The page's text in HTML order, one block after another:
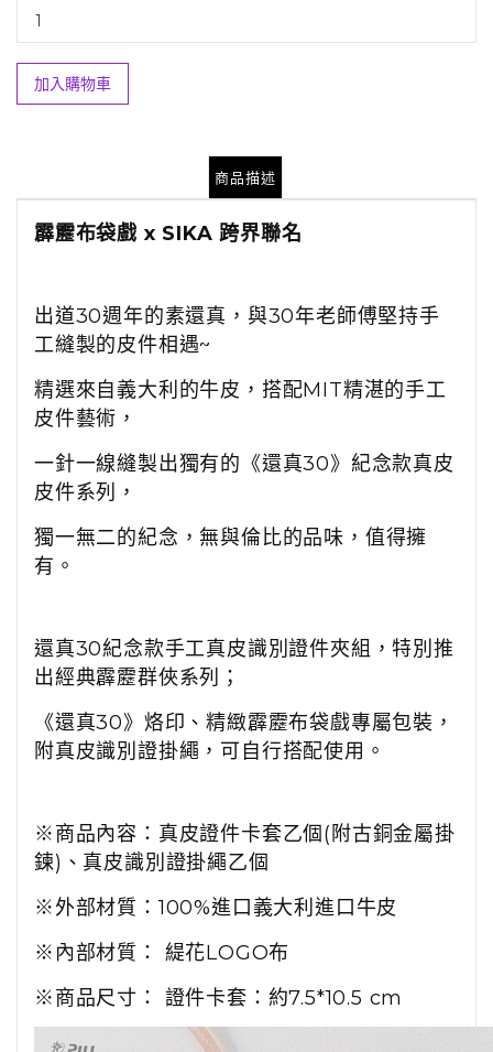
加入購物車
商品描述
霹靂布袋戲 x SIKA 跨界聯名
出道30週年的素還真，與30年老師傅堅持手
工縫製的皮件相遇~
精選來自義大利的牛皮，搭配MIT精湛的手工
皮件藝術，
一針一線縫製出獨有的《還真30》紀念款真皮
皮件系列，
獨一無二的紀念，無與倫比的品味，值得擁
有。
還真30紀念款手工真皮識別證件夾組，特別推
出經典霹靂群俠系列；
《還真30》烙印、精緻霹靂布袋戲專屬包裝，
附真皮識別證掛繩，可自行搭配使用。
※商品內容：真皮證件卡套乙個(附古銅金屬掛
鍊)、真皮識別證掛繩乙個
※外部材質：100%進口義大利進口牛皮
※內部材質： 緹花LOGO布
※商品尺寸： 證件卡套：約7.5*10.5 cm